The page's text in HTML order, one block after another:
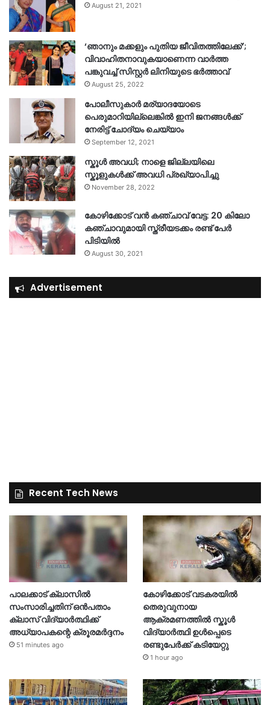
August 21, 2021
‘ഞാനും മക്കളും പുതിയ ജീവിതത്തിലേക്ക്’;
വിവാഹിതനാവുകയാണെന്ന വാർത്ത
പങ്കുവച്ച് സിസ്റ്റർ ലിനിയുടെ ഭർത്താവ്
August 25, 2022
പോലീസുകാര്‍ മര്യാദയോടെ
പെരുമാറിയില്ലെങ്കില്‍ ഇനി ജനങ്ങള്‍ക്ക്
നേരിട്ട് ചോദ്യം ചെയ്യാം
September 12, 2021
സ്കൂൾ അവധി; നാളെ ജില്ലയിലെ
സ്കൂളുകൾക്ക് അവധി പ്രഖ്യാപിച്ചു
November 28, 2022
കോഴിക്കോട് വൻ കഞ്ചാവ് വേട്ട: 20 കിലോ
കഞ്ചാവുമായി സ്ത്രീയടക്കം രണ്ട് പേർ
പിടിയിൽ
August 30, 2021
Advertisement
Recent Tech News
പാലക്കാട് ക്ലാസിൽ
സംസാരിച്ചതിന് ഒൻപതാം
ക്ലാസ് വിദ്യാർത്ഥിക്ക്
അധ്യാപകന്റെ ക്രൂരമർദ്ദനം
51 minutes ago
കോഴിക്കോട് വടകരയിൽ
തെരുവുനായ
ആക്രമണത്തിൽ സ്കൂൾ
വിദ്യാർത്ഥി ഉൾപ്പെടെ
രണ്ടുപേർക്ക് കടിയേറ്റു
1 hour ago